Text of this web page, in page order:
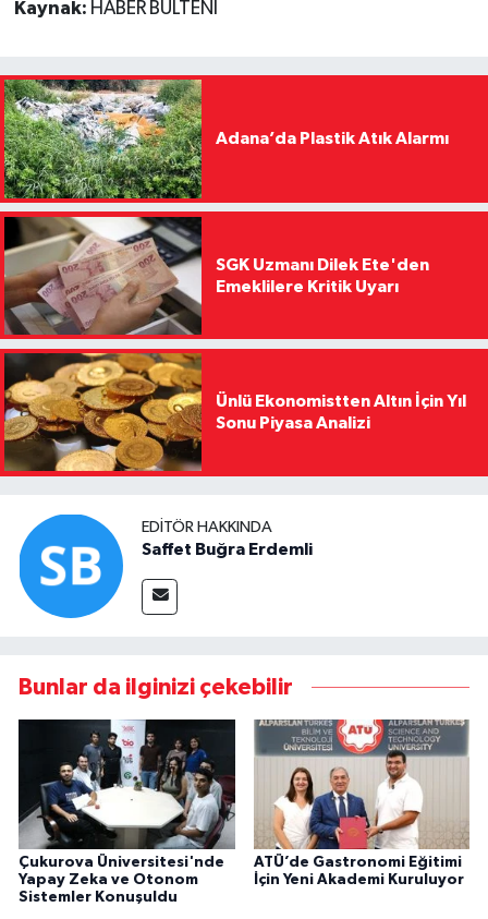
Kaynak: HABER BÜLTENİ
Adana’da Plastik Atık Alarmı
SGK Uzmanı Dilek Ete'den
Emeklilere Kritik Uyarı
Ünlü Ekonomistten Altın İçin Yıl
Sonu Piyasa Analizi
EDITÖR HAKKINDA
Saffet Buğra Erdemli
Bunlar da ilginizi çekebilir
Çukurova Üniversitesi'nde
Yapay Zeka ve Otonom
Sistemler Konuşuldu
ATÜ’de Gastronomi Eğitimi
İçin Yeni Akademi Kuruluyor